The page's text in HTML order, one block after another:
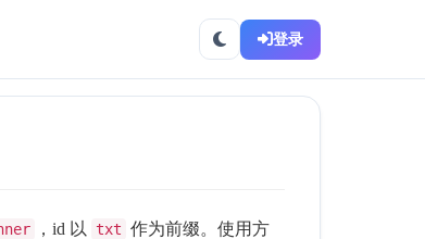
登录
，id 以 txt 作为前缀。使用方